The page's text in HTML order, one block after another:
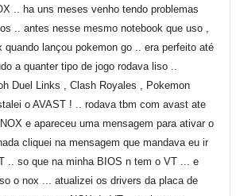
.. ha uns meses venho tendo problemas
.. antes nesse mesmo notebook que uso ,
quando lançou pokemon go .. era perfeito até
a quanter tipo de jogo rodava liso ..
Duel Links , Clash Royales , Pokemon
o AVAST ! .. rodava tbm com avast ate
e apareceu uma mensagem para ativar o
cliquei na mensagem que mandava eu ir
.. so que na minha BIOS n tem o VT ... e
o nox ... atualizei os drivers da placa de